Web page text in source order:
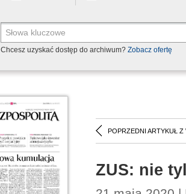
Chcesz uzyskać dostęp do archiwum? Zobacz ofertę
POPRZEDNI ARTYKUŁ Z
ZUS: nie